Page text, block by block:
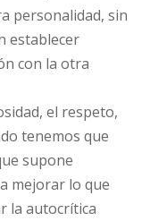
personalidad, sin
establecer
con la otra
el respeto,
tenemos que
supone
mejorar lo que
la autocrítica